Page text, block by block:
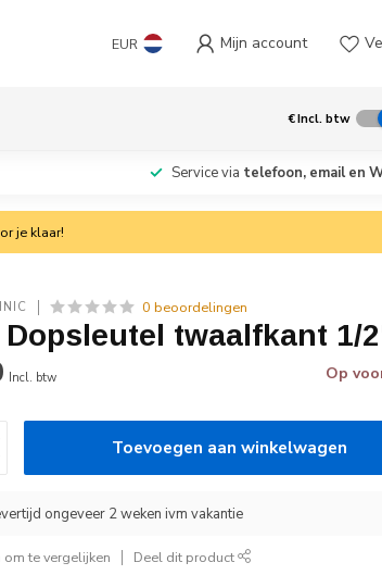
EUR Mijn account
€Incl. btw
Service via telefoon, email en
je klaar!
0 beoordelingen
Dopsleutel twaalfkant 1/
Incl. btw Op
Toevoegen aan winkelwagen
ongeveer 2 weken ivm vakantie
om te vergelijken Deel dit product